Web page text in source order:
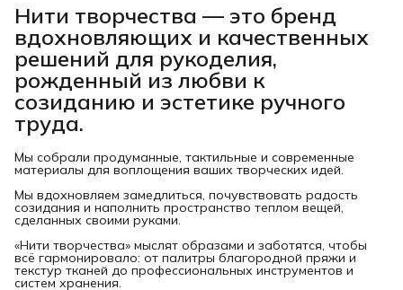
Нити творчества — это бренд
вдохновляющих и качественных
решений для рукоделия,
рожденный из любви к
созиданию и эстетике ручного
труда.
Мы собрали продуманные, тактильные и современные
материалы для воплощения ваших творческих идей.
Мы вдохновляем замедлиться, почувствовать радость
созидания и наполнить пространство теплом вещей,
сделанных своими руками.
«Нити творчества» мыслят образами и заботятся, чтобы
всё гармонировало: от палитры благородной пряжи и
текстур тканей до профессиональных инструментов и
систем хранения.